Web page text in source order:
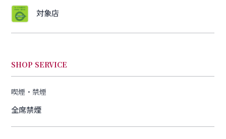
対象店
SHOP SERVICE
喫煙・禁煙
全席禁煙